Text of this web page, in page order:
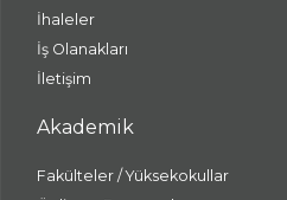
İhaleler
İş Olanakları
İletişim
Akademik
Fakülteler / Yüksekokullar